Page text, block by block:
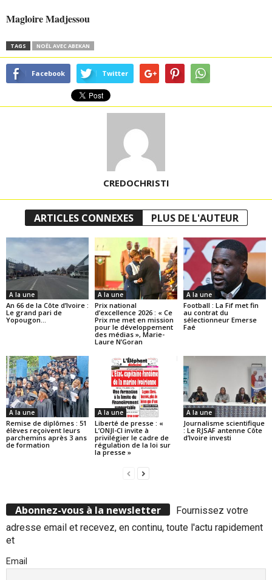
Magloire Madjessou
TAGS NOËL AVEC ABEKAN
Facebook Twitter
CREDOCHRISTI
ARTICLES CONNEXES PLUS DE L'AUTEUR
A la une
An 66 de la Côte d’Ivoire :
Le grand pari de
Yopougon…
A la une
Prix national
d’excellence 2026 : « Ce
Prix me met en mission
pour le développement
des médias », Marie-
Laure N’Goran
A la une
Football : La Fif met fin
au contrat du
sélectionneur Emerse
Faé
A la une
Remise de diplômes : 51
élèves reçoivent leurs
parchemins après 3 ans
de formation
A la une
Liberté de presse : «
L’ONJI-CI invite à
privilégier le cadre de
régulation de la loi sur
la presse »
A la une
Journalisme scientifique
: Le RJSAF antenne Côte
d’Ivoire investi
Abonnez-vous à la newsletter
Fournissez votre
adresse email et recevez, en continu, toute l'actu rapidement
et
Email